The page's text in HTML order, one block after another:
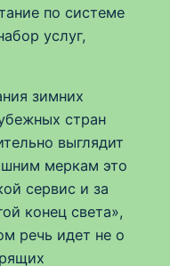
по системе
услуг,
зимних
стран
выглядит
меркам это
сервис и за
конец света»,
речь идет не о